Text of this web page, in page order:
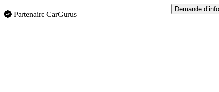
Partenaire CarGurus
Demande d’info